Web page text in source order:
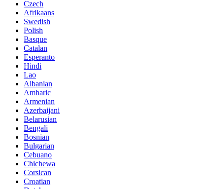
Czech
Afrikaans
Swedish
Polish
Basque
Catalan
Esperanto
Hindi
Lao
Albanian
Amharic
Armenian
Azerbaijani
Belarusian
Bengali
Bosnian
Bulgarian
Cebuano
Chichewa
Corsican
Croatian